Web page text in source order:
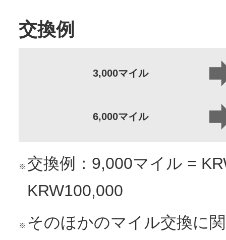
交換例
3,000マイル
6,000マイル
※ 交換例：9,000マイル =
KRW100,000
※ そのほかのマイル交換に